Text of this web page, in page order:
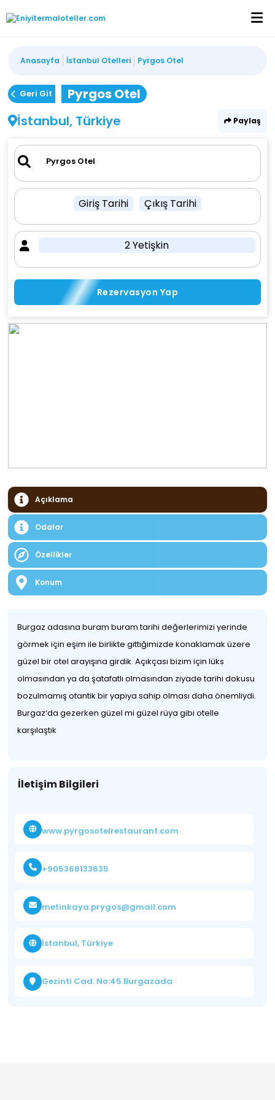
Anasayfa İstanbul Otelleri Pyrgos Otel
Geri Git
Pyrgos Otel
İstanbul, Türkiye
Paylaş
Giriş Tarihi Çıkış Tarihi
2 Yetişkin
Rezervasyon Yap
Açıklama
Odalar
Özellikler
Konum
Burgaz adasına buram buram tarihi değerlerimizi yerinde
görmek için eşim ile birlikte gittiğimizde konaklamak üzere
güzel bir otel arayışına girdik. Açıkçası bizim için lüks
olmasından ya da şatafatlı olmasından ziyade tarihi dokusu
bozulmamış otantik bir yapıya sahip olması daha önemliydi.
Burgaz’da gezerken güzel mi güzel rüya gibi otelle
karşılaştık
İletişim Bilgileri
www.pyrgosotelrestaurant.com
+905368133635
metinkaya.prygos@gmail.com
İstanbul, Türkiye
Gezinti Cad. No:45 Burgazada